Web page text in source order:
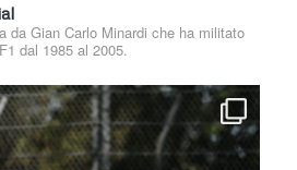
da Gian Carlo Minardi che ha militato
dal 1985 al 2005.